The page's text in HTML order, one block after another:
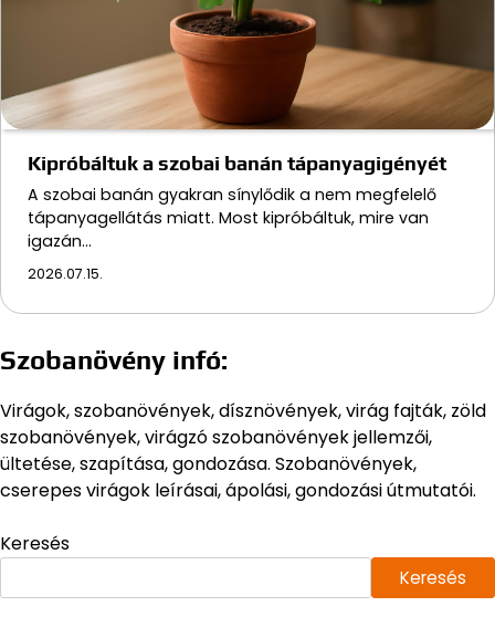
Kipróbáltuk a szobai banán tápanyagigényét
A szobai banán gyakran sínylődik a nem megfelelő
tápanyagellátás miatt. Most kipróbáltuk, mire van
igazán…
2026.07.15.
Szobanövény infó:
Virágok, szobanövények, dísznövények, virág fajták, zöld
szobanövények, virágzó szobanövények jellemzői,
ültetése, szapítása, gondozása. Szobanövények,
cserepes virágok leírásai, ápolási, gondozási útmutatói.
Keresés
Keresés